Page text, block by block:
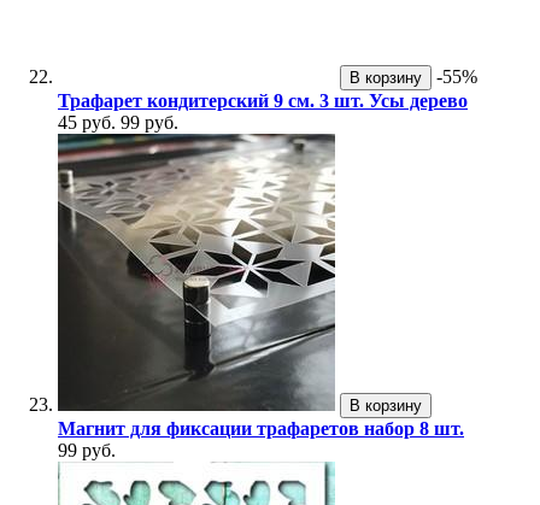
В корзину
-55%
Трафарет кондитерский 9 см. 3 шт. Усы дерево
45 руб. 99 руб.
В корзину
Магнит для фиксации трафаретов набор 8 шт.
99 руб.